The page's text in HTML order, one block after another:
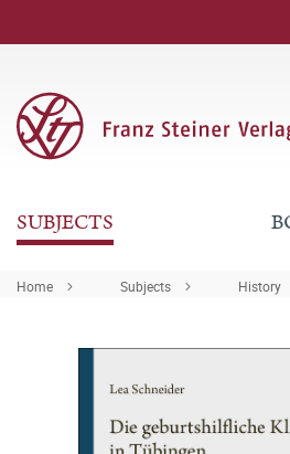
SUBJECTS
Home Subjects History